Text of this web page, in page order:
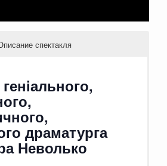
спектакля
драматурга
Неволько